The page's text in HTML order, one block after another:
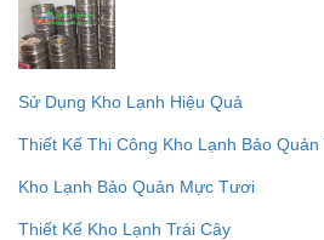
Sử Dụng Kho Lạnh Hiệu Quả
Thiết Kế Thi Công Kho Lạnh Bảo Quản
Kho Lạnh Bảo Quản Mực Tươi
Thiết Kế Kho Lạnh Trái Cây